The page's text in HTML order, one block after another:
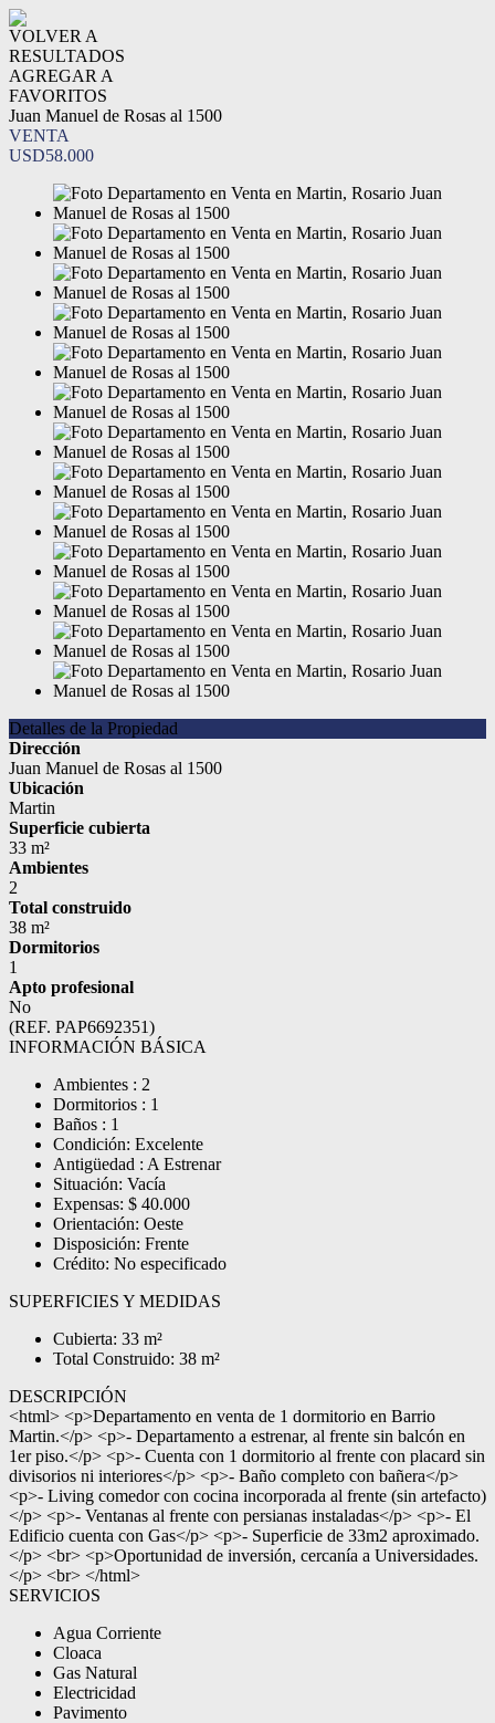
VOLVER A
RESULTADOS
AGREGAR A
FAVORITOS
Juan Manuel de Rosas al 1500
VENTA
USD58.000
Detalles de la Propiedad
Dirección
Juan Manuel de Rosas al 1500
Ubicación
Martin
Superficie cubierta
33 m²
Ambientes
2
Total construido
38 m²
Dormitorios
1
Apto profesional
No
(REF. PAP6692351)
INFORMACIÓN BÁSICA
Ambientes : 2
Dormitorios : 1
Baños : 1
Condición: Excelente
Antigüedad : A Estrenar
Situación: Vacía
Expensas: $ 40.000
Orientación: Oeste
Disposición: Frente
Crédito: No especificado
SUPERFICIES Y MEDIDAS
Cubierta: 33 m²
Total Construido: 38 m²
DESCRIPCIÓN
<html> <p>Departamento en venta de 1 dormitorio en Barrio
Martin.</p> <p>- Departamento a estrenar, al frente sin balcón en
1er piso.</p> <p>- Cuenta con 1 dormitorio al frente con placard sin
divisorios ni interiores</p> <p>- Baño completo con bañera</p>
<p>- Living comedor con cocina incorporada al frente (sin artefacto)
</p> <p>- Ventanas al frente con persianas instaladas</p> <p>- El
Edificio cuenta con Gas</p> <p>- Superficie de 33m2 aproximado.
</p> <br> <p>Oportunidad de inversión, cercanía a Universidades.
</p> <br> </html>
SERVICIOS
Agua Corriente
Cloaca
Gas Natural
Electricidad
Pavimento